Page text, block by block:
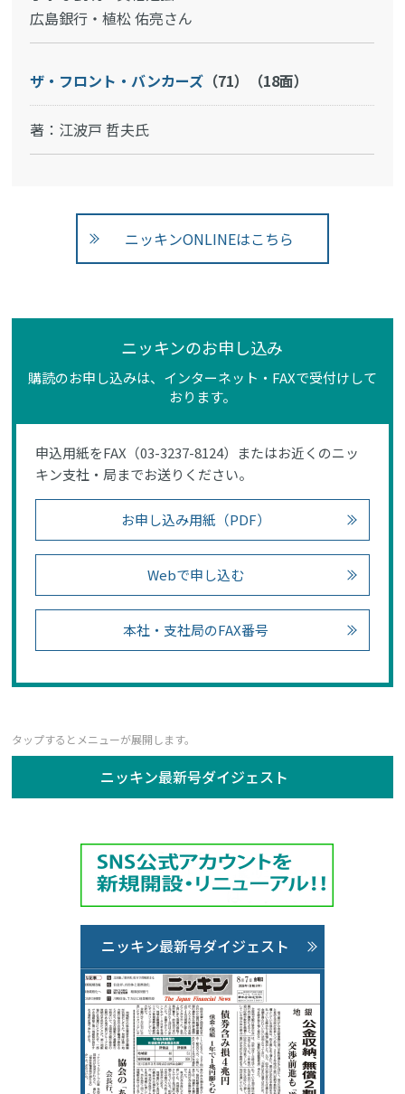
広島銀行・植松 佑亮さん
ザ・フロント・バンカーズ （71）（18面）
著：江波戸 哲夫氏
ニッキンONLINEはこちら
ニッキンのお申し込み
購読のお申し込みは、インターネット・FAXで受付けして
おります。
申込用紙をFAX（03-3237-8124）またはお近くのニッ
キン支社・局までお送りください。
お申し込み用紙（PDF）
Webで申し込む
本社・支社局のFAX番号
ニッキン最新号ダイジェスト
ニッキン最新号ダイジェスト